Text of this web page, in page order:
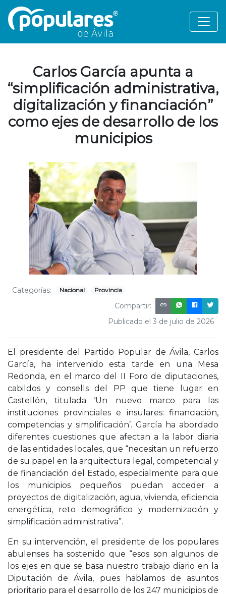
Carlos García apunta a
“simplificación administrativa,
digitalización y financiación”
como ejes de desarrollo de los
municipios
Categorías: Nacional Provincia
Compartir:
Publicado el 3 de julio de 2026
El presidente del Partido Popular de Ávila, Carlos
García, ha intervenido esta tarde en una Mesa
Redonda, en el marco del II Foro de diputaciones,
cabildos y consells del PP que tiene lugar en
Castellón, titulada ‘Un nuevo marco para las
instituciones provinciales e insulares: financiación,
competencias y simplificación’. García ha abordado
diferentes cuestiones que afectan a la labor diaria
de las entidades locales, que “necesitan un refuerzo
de su papel en la arquitectura legal, competencial y
de financiación del Estado, especialmente para que
los municipios pequeños puedan acceder a
proyectos de digitalización, agua, vivienda, eficiencia
energética, reto demográfico y modernización y
simplificación administrativa”.
En su intervención, el presidente de los populares
abulenses ha sostenido que “esos son algunos de
los ejes en que se basa nuestro trabajo diario en la
Diputación de Ávila, pues hablamos de asuntos
prioritario para el desarrollo de los 247 municipios de